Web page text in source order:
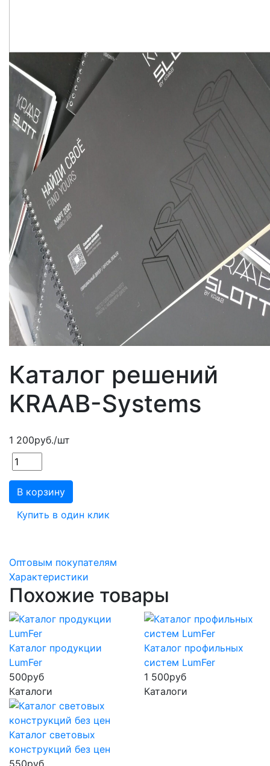
Каталог решений
KRAAB-Systems
1 200руб./шт
В корзину
Купить в один клик
Оптовым покупателям
Характеристики
Похожие товары
Каталог продукции
LumFer
500руб
Каталоги
Каталог профильных
систем LumFer
1 500руб
Каталоги
Каталог световых
конструкций без цен
550руб